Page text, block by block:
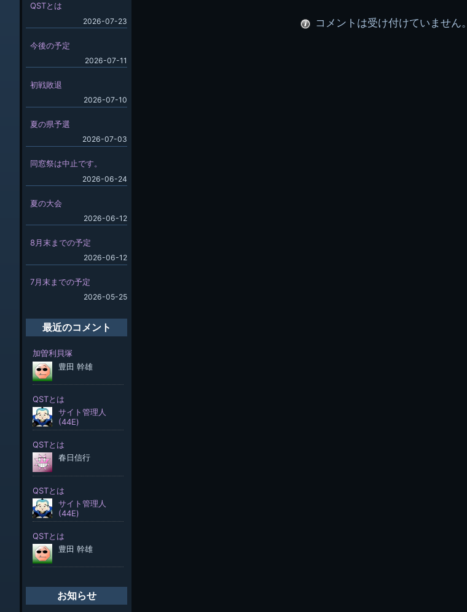
ー
コメントは受け付けていません。
QSTとは
2026-07-23
今後の予定
2026-07-11
初戦敗退
2026-07-10
夏の県予選
2026-07-03
同窓祭は中止です。
2026-06-24
夏の大会
2026-06-12
8月末までの予定
2026-06-12
7月末までの予定
2026-05-25
最近のコメント
お知らせ